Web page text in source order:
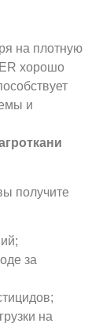
на плотную
хорошо
и
получите
за
на